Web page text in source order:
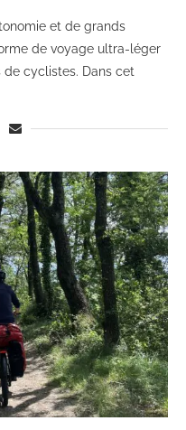
et de grands
de voyage ultra-léger
cyclistes. Dans cet